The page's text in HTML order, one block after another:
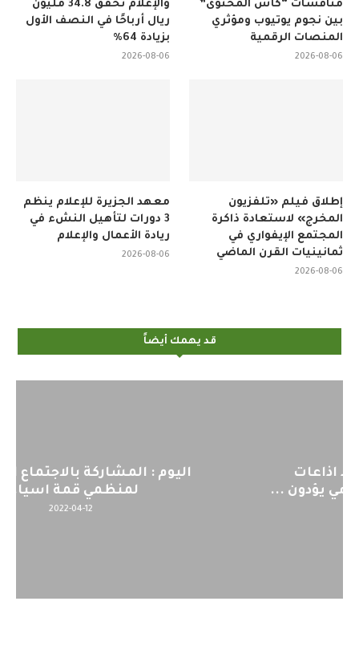
والإعلام تحقق 34.8 مليون
ريال أرباحًا في النصف الأول
بزيادة 64%
2026-08-06
منافسات “كأس المحتوى”
بين نجوم يوتيوب ومؤثري
المنصات الرقمية
2026-08-06
معهد الجزيرة للإعلام ينظم
3 دورات لتأهيل النشء في
ريادة الأعمال والإعلام
2026-08-06
إطلاق فيلم «تلفزيون
المخرج» لاستعادة ذاكرة
المجتمع الإيفواري في
ثمانينيات القرن الماضي
2026-08-06
قد يهمك أيضاً
اليوم : المشاركة بالاجتماع التحضيري
لمنظمي قمة اسيا...